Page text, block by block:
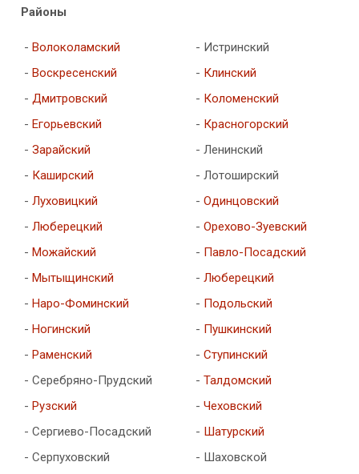
Районы
- Волоколамский
- Воскресенский
- Дмитровский
- Егорьевский
- Зарайский
- Каширский
- Истринский
- Клинский
- Коломенский
- Красногорский
- Ленинский
- Лотоширский
- Луховицкий
- Люберецкий
- Можайский
- Мытыщинский
- Наро-Фоминский
- Ногинский
- Одинцовский
- Орехово-Зуевский
- Павло-Посадский
- Люберецкий
- Подольский
- Пушкинский
- Раменский
- Серебряно-Прудский
- Рузский
- Сергиево-Посадский
- Серпуховский
- Ступинский
- Талдомский
- Чеховский
- Шатурский
- Шаховской